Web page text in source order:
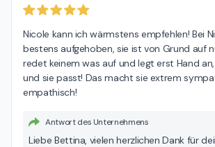
Nicole kann ich wärmstens empfehlen! Bei
bestens aufgehoben, sie ist von Grund auf
redet keinem was auf und legt erst Hand
und sie passt! Das macht sie extrem
empathisch!
Antwort des Unternehmens
Liebe Bettina, vielen herzlichen Dank für